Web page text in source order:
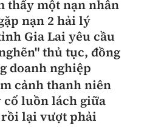
thấy một nạn nhân
nạn 2 hải lý
Gia Lai yêu cầu
thủ tục, đồng
doanh nghiệp
cảnh thanh niên
cố luồn lách giữa
lại vượt phải